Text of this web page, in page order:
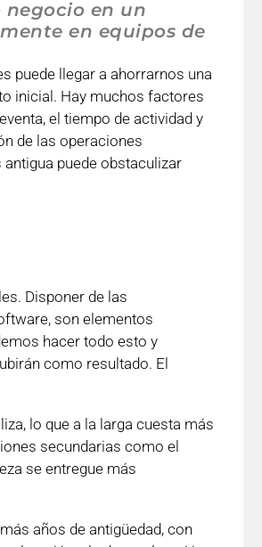
en un
en equipos de
puede llegar a ahorrarnos una
inicial. Hay muchos factores
el tiempo de actividad y
de las operaciones
puede obstaculizar
Disponer de las
son elementos
hacer todo esto y
como resultado. El
lo que a la larga cuesta más
secundarias como el
se entregue más
años de antigüedad, con